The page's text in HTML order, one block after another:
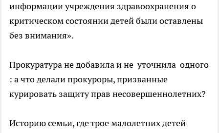
информации учреждения здравоохранения о
критическом состоянии детей были оставлены
без внимания».
Прокуратура не добавила и не уточнила одного
: а что делали прокуроры, призванные
курировать защиту прав несовершеннолетних?
Историю семьи, где трое малолетних детей